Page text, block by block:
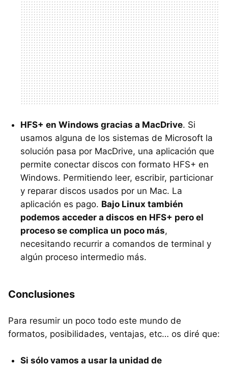
HFS+ en Windows gracias a MacDrive. Si
usamos alguna de los sistemas de Microsoft la
solución pasa por MacDrive, una aplicación que
permite conectar discos con formato HFS+ en
Windows. Permitiendo leer, escribir, particionar
y reparar discos usados por un Mac. La
aplicación es pago. Bajo Linux también
podemos acceder a discos en HFS+ pero el
proceso se complica un poco más,
necesitando recurrir a comandos de terminal y
algún proceso intermedio más.
Conclusiones
Para resumir un poco todo este mundo de
formatos, posibilidades, ventajas, etc… os diré que:
Si sólo vamos a usar la unidad de